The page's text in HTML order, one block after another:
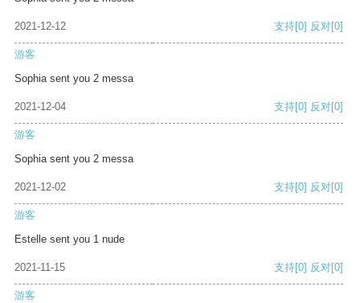
2021-12-12 支持[0] 反对[0]
游客
Sophia sent you 2 messa
2021-12-04 支持[0] 反对[0]
游客
Sophia sent you 2 messa
2021-12-02 支持[0] 反对[0]
游客
Estelle sent you 1 nude
2021-11-15 支持[0] 反对[0]
游客